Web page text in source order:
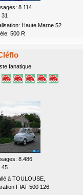
8.114
Haute Marne 52
500 R
fanatique
8.486
45
à TOULOUSE,
FIAT 500 126